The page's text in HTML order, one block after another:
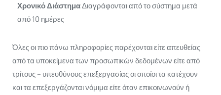
Χρονικό ΔιάστημαΔιαγράφονται από το σύστημα μετά
από 10 ημέρες
Όλες οι πιο πάνω πληροφορίες παρέχονται είτε απευθείας
από τα υποκείμενα των προσωπικών δεδομένων είτε από
τρίτους – υπευθύνους επεξεργασίας οι οποίοι τα κατέχουν
και τα επεξεργάζονται νόμιμα είτε όταν επικοινωνούν ή